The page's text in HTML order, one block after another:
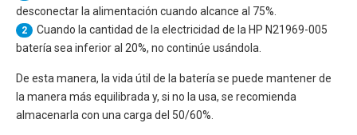
desconectar la alimentación cuando alcance al 75%.
2 Cuando la cantidad de la electricidad de la HP N21969-005
batería sea inferior al 20%, no continúe usándola.
De esta manera, la vida útil de la batería se puede mantener de
la manera más equilibrada y, si no la usa, se recomienda
almacenarla con una carga del 50/60%.